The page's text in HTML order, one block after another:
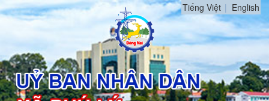
Tiếng Việt English